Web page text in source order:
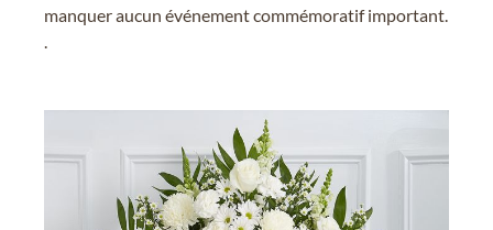
manquer aucun événement commémoratif important.